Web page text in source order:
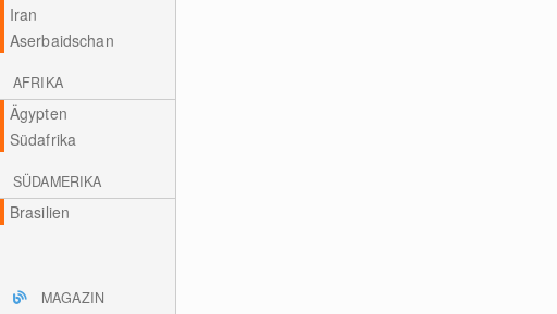
Iran
Aserbaidschan
AFRIKA
Ägypten
Südafrika
SÜDAMERIKA
Brasilien
MAGAZIN